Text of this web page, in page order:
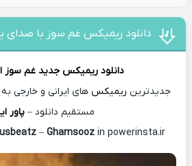
دانلود ریمیکس غم سوز با صدای
دانلود ریمیکس جدید غم سوز
جدیدترین ریمیکس های ایرانی و خارجی
مستقیم دانلود – پاور
Download Remix
– Ghamsooz in powerinsta.ir